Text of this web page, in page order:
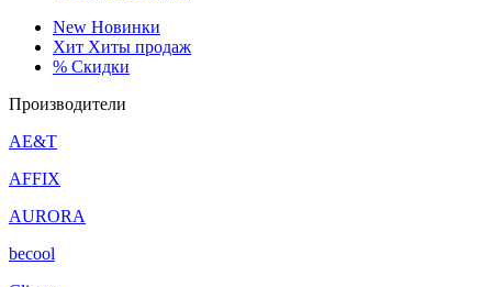
New Новинки
Хит Хиты продаж
% Скидки
Производители
AE&T
AFFIX
AURORA
becool